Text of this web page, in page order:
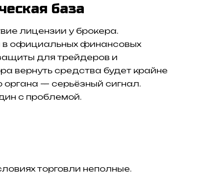
база
лицензии у брокера.
в официальных финансовых
для трейдеров и
вернуть средства будет крайне
— серьёзный сигнал.
с проблемой.
торговли неполные.